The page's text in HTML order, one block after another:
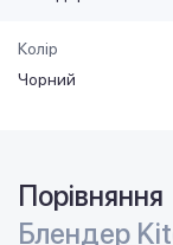
Колір
Чорний
Порівняння
Блендер